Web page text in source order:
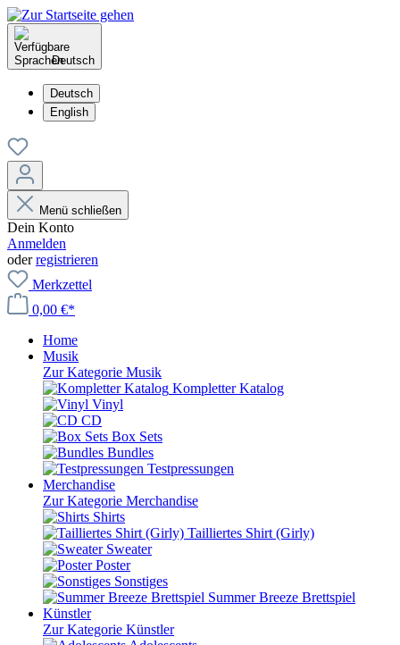
Deutsch
Deutsch
English
Menü schließen
Dein Konto
Anmelden
oderregistrieren
Merkzettel
0,00 €*
Home
Musik
Zur Kategorie Musik
Kompletter Katalog
Vinyl
CD
Box Sets
Bundles
Testpressungen
Merchandise
Zur Kategorie Merchandise
Shirts
Tailliertes Shirt (Girly)
Sweater
Poster
Sonstiges
Summer Breeze Brettspiel
Künstler
Zur Kategorie Künstler